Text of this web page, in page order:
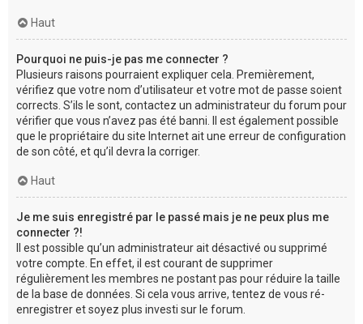
Haut
Pourquoi ne puis-je pas me connecter ?
Plusieurs raisons pourraient expliquer cela. Premièrement,
vérifiez que votre nom d’utilisateur et votre mot de passe soient
corrects. S’ils le sont, contactez un administrateur du forum pour
vérifier que vous n’avez pas été banni. Il est également possible
que le propriétaire du site Internet ait une erreur de configuration
de son côté, et qu’il devra la corriger.
Haut
Je me suis enregistré par le passé mais je ne peux plus me
connecter ?!
Il est possible qu’un administrateur ait désactivé ou supprimé
votre compte. En effet, il est courant de supprimer
régulièrement les membres ne postant pas pour réduire la taille
de la base de données. Si cela vous arrive, tentez de vous ré-
enregistrer et soyez plus investi sur le forum.